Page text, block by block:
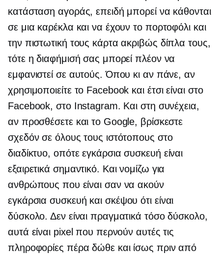
κατάσταση αγοράς, επειδή μπορεί να κάθονται
σε μια καρέκλα και να έχουν το πορτοφόλι και
την πιστωτική τους κάρτα ακριβώς δίπλα τους,
τότε η διαφήμισή σας μπορεί πλέον να
εμφανιστεί σε αυτούς. Όπου κι αν πάνε, αν
χρησιμοποιείτε το Facebook και έτσι είναι στο
Facebook, στο Instagram. Και στη συνέχεια,
αν προσθέσετε και το Google, βρίσκεστε
σχεδόν σε όλους τους ιστότοπους στο
διαδίκτυο, οπότεεγκάρσια συσκευή είναι
εξαιρετικά σημαντικό. Και νομίζω για
ανθρώπους που είναι σαν να ακούν
εγκάρσια συσκευή και σκέψου ότι είναι
δύσκολο. Δεν είναι πραγματικά τόσο δύσκολο,
αυτά είναι pixel που περνούν αυτές τις
πληροφορίες πέρα ​​δώθε και ίσως πριν από